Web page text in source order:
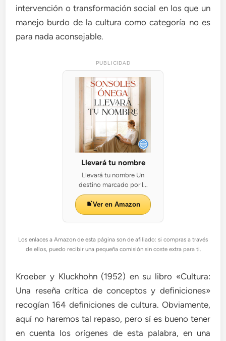
intervención o transformación social en los que un
manejo burdo de la cultura como categoría no es
para nada aconsejable.
PUBLICIDAD
Llevará tu nombre
Llevará tu nombre Un
destino marcado por l...
Ver en Amazon
Los enlaces a Amazon de esta página son de afiliado: si compras a través
de ellos, puedo recibir una pequeña comisión sin coste extra para ti.
Kroeber y Kluckhohn (1952) en su libro «Cultura:
Una reseña crítica de conceptos y definiciones»
recogían 164 definiciones de cultura. Obviamente,
aquí no haremos tal repaso, pero sí es bueno tener
en cuenta los orígenes de esta palabra, en una